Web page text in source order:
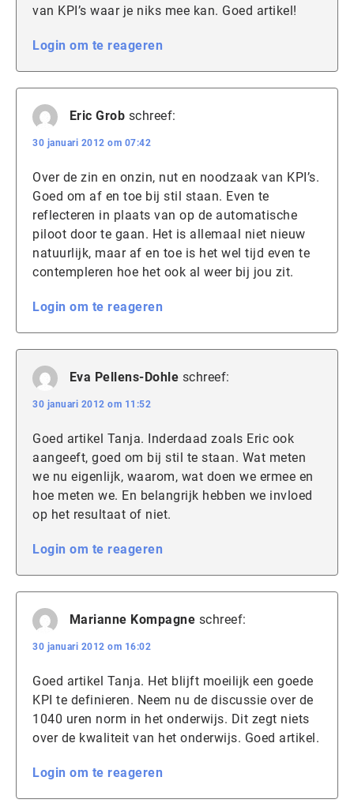
van KPI’s waar je niks mee kan. Goed artikel!
Login om te reageren
Eric Grob schreef:
30 januari 2012 om 07:42
Over de zin en onzin, nut en noodzaak van KPI’s.
Goed om af en toe bij stil staan. Even te
reflecteren in plaats van op de automatische
piloot door te gaan. Het is allemaal niet nieuw
natuurlijk, maar af en toe is het wel tijd even te
contempleren hoe het ook al weer bij jou zit.
Login om te reageren
Eva Pellens-Dohle schreef:
30 januari 2012 om 11:52
Goed artikel Tanja. Inderdaad zoals Eric ook
aangeeft, goed om bij stil te staan. Wat meten
we nu eigenlijk, waarom, wat doen we ermee en
hoe meten we. En belangrijk hebben we invloed
op het resultaat of niet.
Login om te reageren
Marianne Kompagne schreef:
30 januari 2012 om 16:02
Goed artikel Tanja. Het blijft moeilijk een goede
KPI te definieren. Neem nu de discussie over de
1040 uren norm in het onderwijs. Dit zegt niets
over de kwaliteit van het onderwijs. Goed artikel.
Login om te reageren